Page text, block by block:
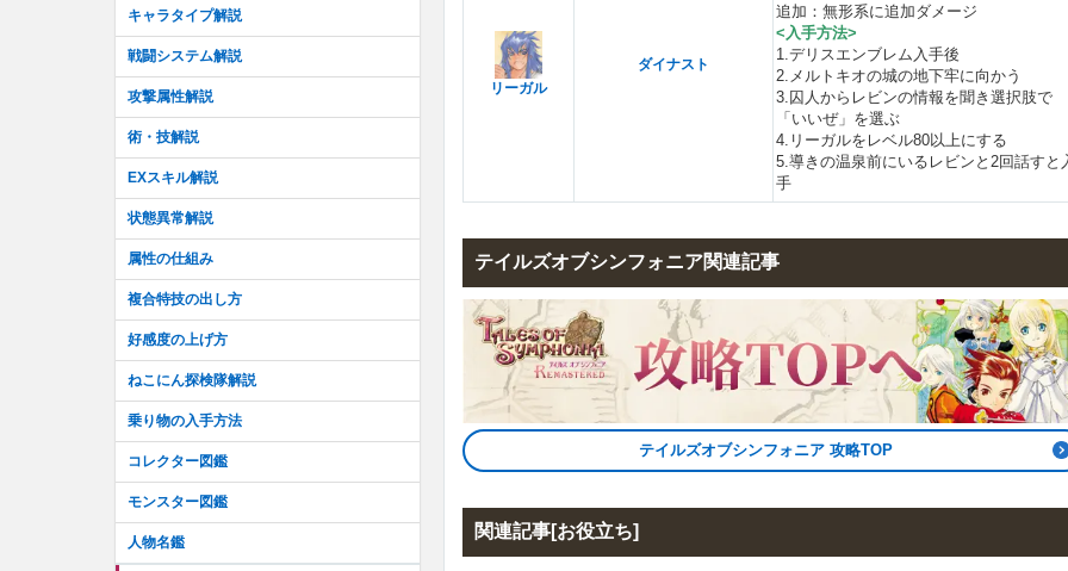
リーガル
ダイナスト
追加：無形系に追加ダメージ
<入手方法>
1.デリスエンブレム入手後
2.メルトキオの城の地下牢に向かう
3.囚人からレビンの情報を聞き選択肢で
「いいぜ」を選ぶ
4.リーガルをレベル80以上にする
5.導きの温泉前にいるレビンと2回話すと
手
テイルズオブシンフォニア関連記事
テイルズオブシンフォニア 攻略TOP
関連記事[お役立ち]
キャラタイプ解説
戦闘システム解説
攻撃属性解説
術・技解説
EXスキル解説
状態異常解説
属性の仕組み
複合特技の出し方
好感度の上げ方
ねこにん探検隊解説
乗り物の入手方法
コレクター図鑑
モンスター図鑑
人物名鑑